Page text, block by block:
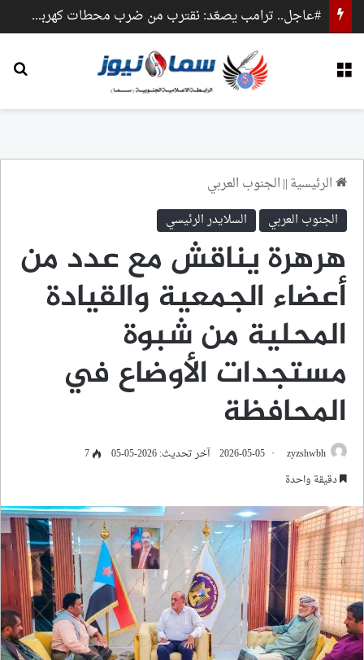
#عاجل.. ترامب يصعّد: نقترب من ضرب محطات كهرباء وجسور داخل إيران
الرئيسية||الجنوب العربي
الجنوب العربي السلايدر الرئيسي
هرهرة يناقش مع عدد من
أعضاء الجمعية والقيادة
المحلية من شبوة
مستجدات الأوضاع في
المحافظة
zyzshwbh
2026-05-05 آخر تحديث: 2026-05-05
7
دقيقة واحدة